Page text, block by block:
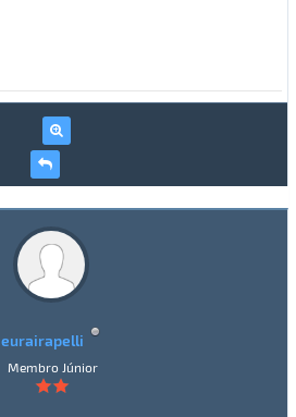
eurairapelli
Membro Júnior